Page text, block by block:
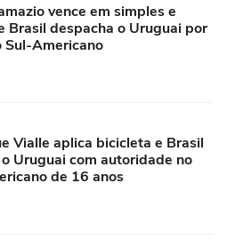
vence em simples e
Brasil despacha o Uruguai por
Sul-Americano
Vialle aplica bicicleta e Brasil
Uruguai com autoridade no
de 16 anos